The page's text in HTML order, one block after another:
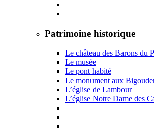
Patrimoine historique
Le château des Barons du
Le musée
Le pont habité
Le monument aux
L’église de Lambour
L’église Notre Dame des